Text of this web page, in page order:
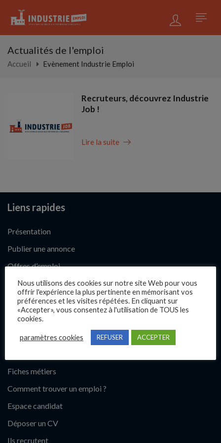
Actualités de l'emploi
Accueil Evènement Industrie Emploi
Recruteurs, découvrez Industrie
Job !
Lire la suite
Liens rapides
Présentation
Publier une annonce
Offres d’emploi
Questions fréquentes
Blog
Contact
Fiches métiers
Comment trouver un emploi ?
Espace candidat
Déposer un CV
Ils recrutent
Nous utilisons des cookies sur notre site Web pour vous
offrir l'expérience la plus pertinente en mémorisant vos
préférences et les visites répétées. En cliquant sur
«Accepter», vous consentez à l'utilisation de TOUS les
cookies.
paramètres cookies REFUSER ACCEPTER